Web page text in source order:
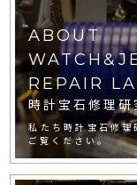
ABOUT
REPAIR
時計宝石修理研
私たち時計宝石修理
ご覧ください。